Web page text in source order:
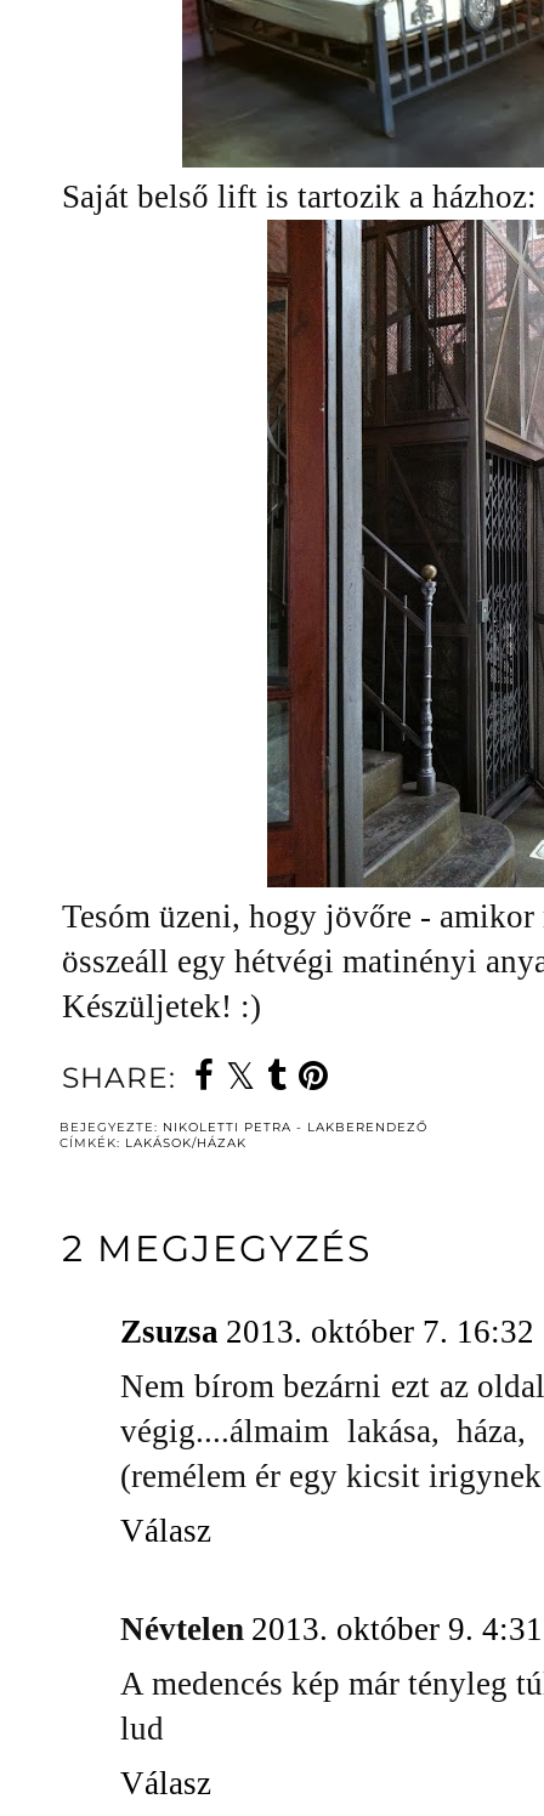
Saját belső lift is tartozik a házhoz:
Tesóm üzeni, hogy jövőre -
összeáll egy hétvégi matinényi
Készüljetek! :)
SHARE:
BEJEGYEZTE: NIKOLETTI PETRA - LAKBERENDEZŐ
CÍMKÉK: LAKÁSOK/HÁZAK
2 MEGJEGYZÉS
Zsuzsa 2013. október 7. 16:32
Nem bírom bezárni ezt az
végig....álmaim lakása,
(remélem ér egy kicsit
Válasz
Névtelen 2013. október 9. 4:31
A medencés kép már tényleg
lud
Válasz